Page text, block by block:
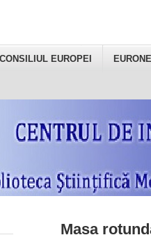
CONSILIUL EUROPEI
Masa